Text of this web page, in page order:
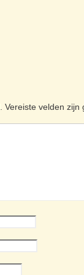
Vereiste velden zijn